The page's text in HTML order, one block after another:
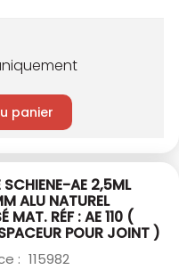
panier
SCHIENE-AE 2,5ML
ALU NATUREL
MAT. RÉF : AE 110 (
POUR JOINT )
: 115982